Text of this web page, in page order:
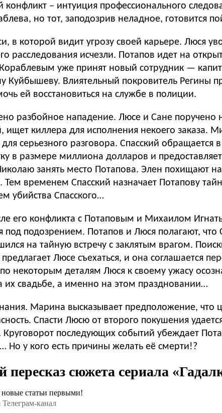
– интуиция профессионального
но тот, заподозрив неладное, готовится
в которой видит угрозу своей карьере. Люся
расследования исчезли. Потапов идет на
уже принят новый сотрудник —
Куйбышеву. Влиятельный покровитель Регины
ей восстановиться на службе в полиции.
разбойное нападение. Люсе и Сане
киллера для исполнения некоего заказа.
серьезного разговора. Спасский обращается
в размере миллиона долларов и
занять место Потапова. Элен похищают
временем Спасский назначает Потапову
убийства Спасского…
его конфликта с Потаповым и Михаилом
под подозрением. Потапов и Люся полагают, что
на тайную встречу с заклятым врагом.
Люсе съехаться, и она соглашается
некоторым деталям Люся к своему ужасу
свадьбе, а именно на этом праздновании…
Марина высказывает предположение,
Спасти Люсю от второго покушения
Круговорот последующих событий убеждает
Но у кого есть причины желать её смерти!?
сюжета сериала
статьи первыми!